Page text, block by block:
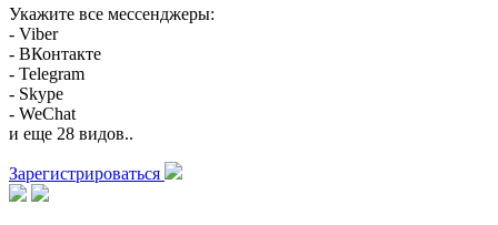
Укажите все мессенджеры:
- Viber
- ВКонтакте
- Telegram
- Skype
- WeChat
и еще 28 видов..
Зарегистрироваться